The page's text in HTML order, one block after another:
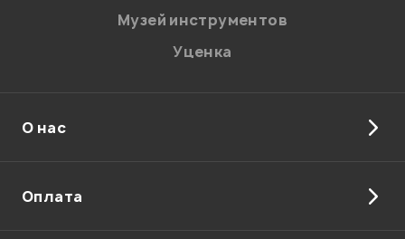
Отправить
Музей инструментов
Уценка
О нас
Оплата